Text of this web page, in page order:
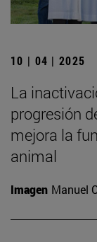
10 | 04 | 2025
La
progresión
mejora la
animal
Imagen Manuel